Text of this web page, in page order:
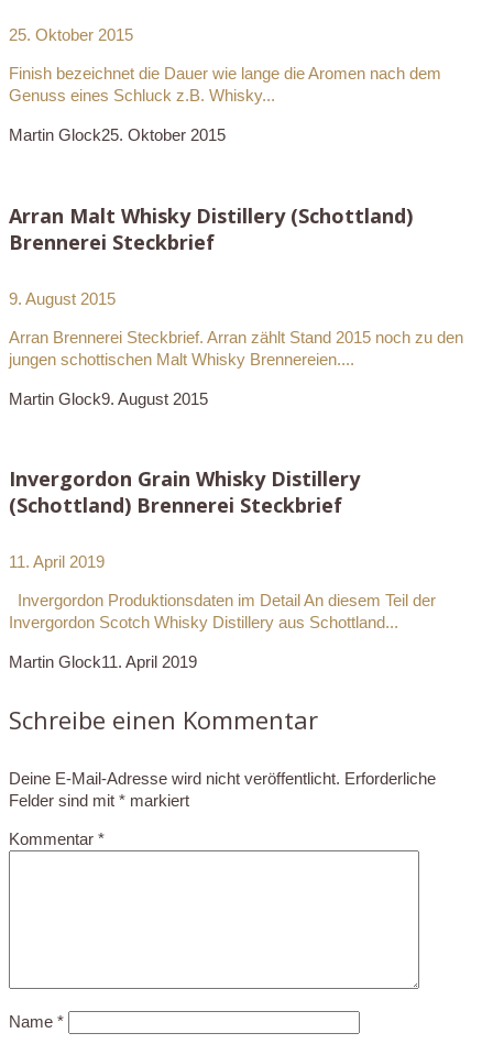
25. Oktober 2015
Finish bezeichnet die Dauer wie lange die Aromen nach dem
Genuss eines Schluck z.B. Whisky...
Martin Glock25. Oktober 2015
Arran Malt Whisky Distillery (Schottland)
Brennerei Steckbrief
9. August 2015
Arran Brennerei Steckbrief. Arran zählt Stand 2015 noch zu den
jungen schottischen Malt Whisky Brennereien....
Martin Glock9. August 2015
Invergordon Grain Whisky Distillery
(Schottland) Brennerei Steckbrief
11. April 2019
Invergordon Produktionsdaten im Detail An diesem Teil der
Invergordon Scotch Whisky Distillery aus Schottland...
Martin Glock11. April 2019
Schreibe einen Kommentar
Deine E-Mail-Adresse wird nicht veröffentlicht. Erforderliche
Felder sind mit * markiert
Kommentar *
Name *